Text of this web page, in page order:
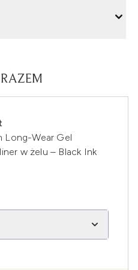
Long-Wear Gel
w żelu – Black Ink